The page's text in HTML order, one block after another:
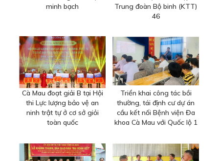
minh bạch
Trung đoàn Bộ binh (KTT)
46
Cà Mau đoạt giải B tại Hội
thi Lực lượng bảo vệ an
ninh trật tự ở cơ sở giỏi
toàn quốc
Triển khai công tác bồi
thường, tái định cư dự án
cầu kết nối Bệnh viện Đa
khoa Cà Mau với Quốc lộ 1